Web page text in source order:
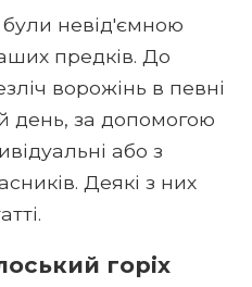
були невід'ємною
предків. До
ворожінь в певні
день, за допомогою
або з
Деякі з них
горіх